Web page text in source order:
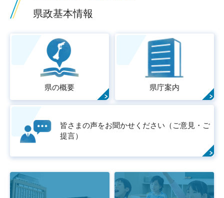
県政基本情報
県の概要 県庁案内
皆さまの声をお聞かせください（ご意見・ご
提言）